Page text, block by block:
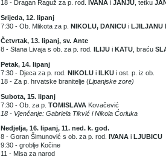
18 - Dragan Raguž za p. rod. IVANA i JANJU , tetku
Srijeda, 12. lipanj
7:30 - Ob. Mlikota za p. NIKOLU, DANICU i LJILJANU
Četvrtak, 13. lipanj, sv. Ante
8 - Stana Livaja s ob. za p. rod.
ILIJU i KATU, braću
Petak, 14. lipanj
7:30 - Djeca za p. rod. NIKOLU i ILKU i ost. p. iz ob.
18 - Za p. hrvatske branitelje (Lipanjske zore)
Subota, 15. lipanj
7:30 - Ob. za p. TOMISLAVA Kovačević
18 - Vjenčanje: Gabriela Tikvić i Nikola Ćorluka
Nedjelja, 16. lipanj, 11. ned. k. god.
8 - Goran Šimunović s ob. za p. rod.
IVANA i LJUBICU
9:30 - groblje Kočine
11 - Misa za narod